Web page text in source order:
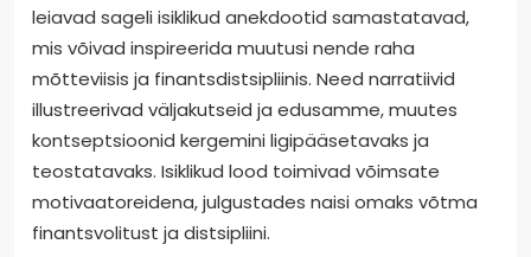
leiavad sageli isiklikud anekdootid samastatavad,
mis võivad inspireerida muutusi nende raha
mõtteviisis ja finantsdistsipliinis. Need narratiivid
illustreerivad väljakutseid ja edusamme, muutes
kontseptsioonid kergemini ligipääsetavaks ja
teostatavaks. Isiklikud lood toimivad võimsate
motivaatoreidena, julgustades naisi omaks võtma
finantsvolitust ja distsipliini.